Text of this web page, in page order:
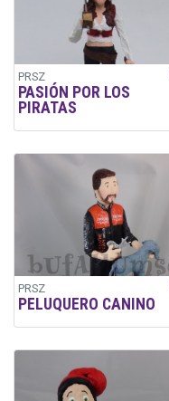
PRSZ
PASIÓN POR LOS
PIRATAS
PRSZ
PELUQUERO CANINO